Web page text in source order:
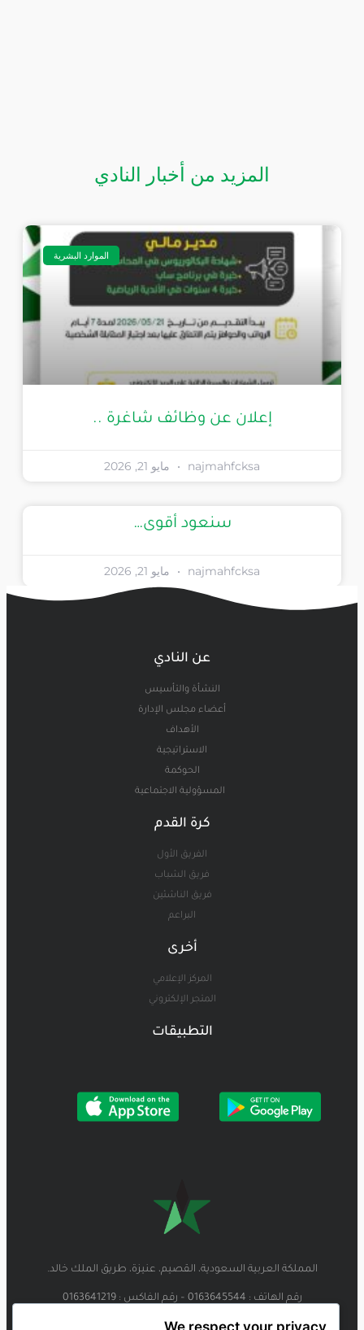
المزيد من أخبار النادي
الموارد البشرية
إعلان عن وظائف شاغرة ..
najmahfcksa مايو 21, 2026
سنعود أقوى…
najmahfcksa مايو 21, 2026
عن النادي
النشأة والتأسيس
أعضاء مجلس الإدارة
الأهداف
الاستراتيجية
الحوكمة
المسؤولية الاجتماعية
كرة القدم
الفريق الأول
فريق الشباب
فريق الناشئين
البراعم
أخرى
المركز الإعلامي
المتجر الإلكتروني
التطبيقات
المملكة العربية السعودية، القصيم، عنيزة، طريق الملك خالد.
رقم الهاتف : 0163645544 – رقم الفاكس : 0163641219
We respect your privacy